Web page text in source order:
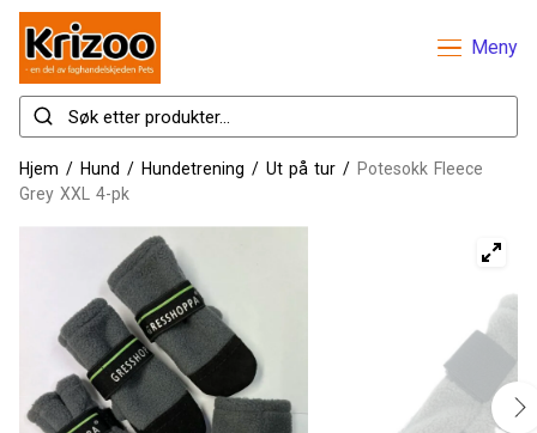
Meny
Hjem / Hund / Hundetrening / Ut på tur / Potesokk Fleece
Grey XXL 4-pk